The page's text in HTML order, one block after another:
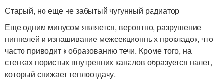
Старый, но еще не забытый чугунный радиатор
Еще одним минусом является, вероятно, разрушение
ниппелей и изнашивание межсекционных прокладок, что
часто приводит к образованию течи. Кроме того, на
стенках пористых внутренних каналов образуется налет,
который снижает теплоотдачу.